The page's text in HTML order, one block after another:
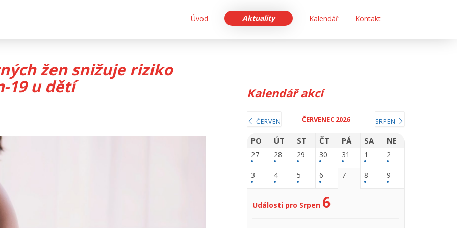
Úvod Aktuality Kalendář Kontakt
žen snižuje riziko
19 u dětí
Kalendář akcí
ČERVEN ČERVENEC 2026 SRPEN
PO ÚT ST ČT PÁ SA NE
27 28 29 30 31 1 2
3 4 5 6 7 8 9
Události pro Srpen 6